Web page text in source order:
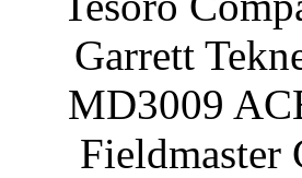
Garrett
MD3009
Fieldmaster